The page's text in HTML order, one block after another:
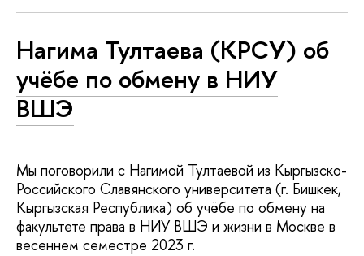
Нагима Тултаева (КРСУ) об
учёбе по обмену в НИУ
ВШЭ
Мы поговорили с Нагимой Тултаевой из Кыргызско-
Российского Славянского университета (г. Бишкек,
Кыргызская Республика) об учёбе по обмену на
факультете права в НИУ ВШЭ и жизни в Москве в
весеннем семестре 2023 г.